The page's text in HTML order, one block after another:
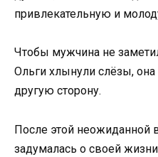
привлекательную и
Чтобы мужчина не
Ольги хлынули слёзы,
другую сторону.
После этой неожиданной
задумалась о своей